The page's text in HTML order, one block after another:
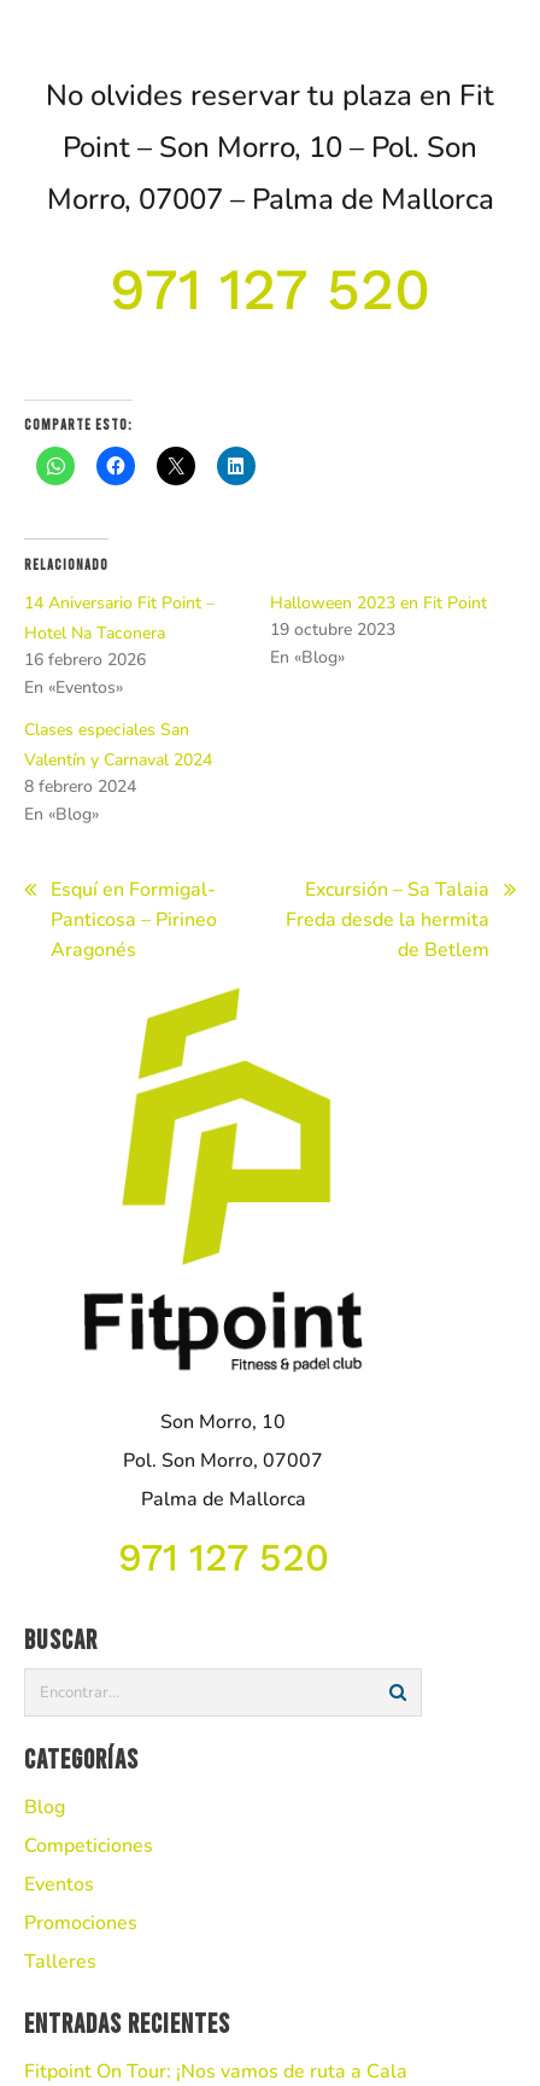
No olvides reservar tu plaza en Fit
Point – Son Morro, 10 – Pol. Son
Morro, 07007 – Palma de Mallorca
971 127 520
Comparte esto:
Relacionado
14 Aniversario Fit Point –
Hotel Na Taconera
16 febrero 2026
En «Eventos»
Halloween 2023 en Fit Point
19 octubre 2023
En «Blog»
Clases especiales San
Valentín y Carnaval 2024
8 febrero 2024
En «Blog»
Navegación
de
Esquí en Formigal-
Panticosa – Pirineo
Aragonés
Excursión – Sa Talaia
Freda desde la hermita
de Betlem
Son Morro, 10
Pol. Son Morro, 07007
Palma de Mallorca
971 127 520
Buscar
Categorías
Blog
Competiciones
Eventos
Promociones
Talleres
Entradas recientes
Fitpoint On Tour: ¡Nos vamos de ruta a Cala